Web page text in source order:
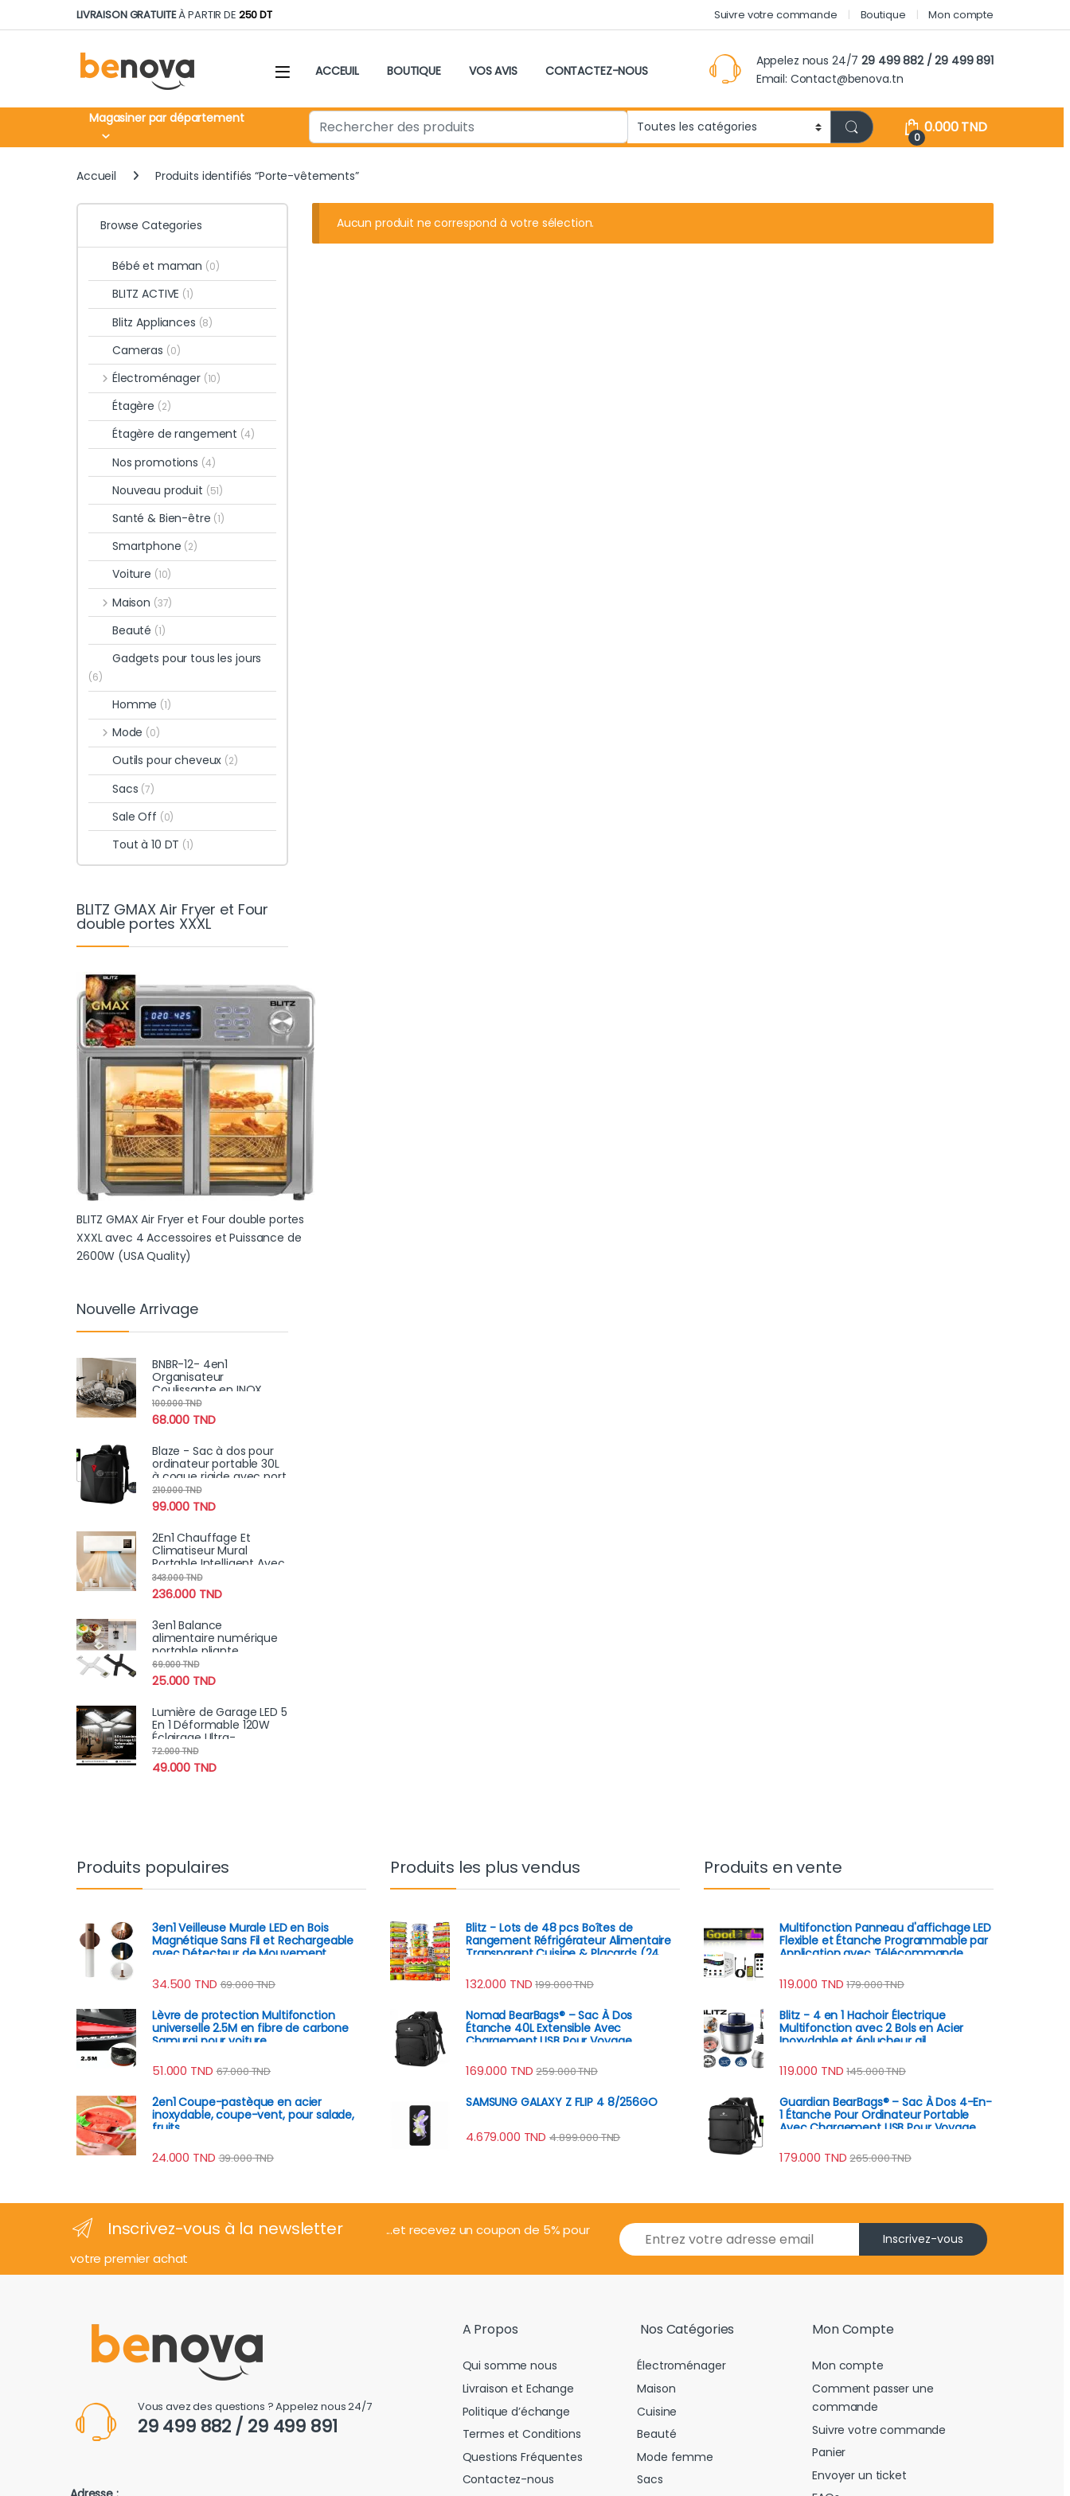
Skip to navigation
Skip to contentLIVRAISON GRATUITEÀ PARTIR DE 250 DT Suivre votre commande Boutique Mon compte
ACCEUIL BOUTIQUE VOS AVIS CONTACTEZ-NOUS
Appelez nous 24/729 499 882 / 29 499 891
Email: Contact@benova.tn
Magasiner par département Search for:
0
0.000TND
Accueil Produits identifiés “Porte-vêtements”
Aucun produit ne correspond à votre sélection.
Browse Categories
Bébé et maman (0)
BLITZ ACTIVE (1)
Blitz Appliances (8)
Cameras (0)
Électroménager (10)
Étagère (2)
Étagère de rangement (4)
Nos promotions (4)
Nouveau produit (51)
Santé & Bien-être (1)
Smartphone (2)
Voiture (10)
Maison (37)
Beauté (1)
Gadgets pour tous les jours
(6)
Homme (1)
Mode (0)
Outils pour cheveux (2)
Sacs (7)
Sale Off (0)
Tout à 10 DT (1)
BLITZ GMAX Air Fryer et Four
double portes XXXL
BLITZ GMAX Air Fryer et Four double portes
XXXL avec 4 Accessoires et Puissance de
2600W (USA Quality)
Nouvelle Arrivage
BNBR-12- 4en1
Organisateur
Coulissante en INOX
avec 8 séparateurs
réglables
68.000 TND
100.000TND
Blaze - Sac à dos pour
ordinateur portable 30L
à coque rigide avec port
USB pour, l'école,voyage
antivol
99.000 TND
210.000TND
2En1 Chauffage Et
Climatiseur Mural
Portable Intelligent Avec
Télécommande Et
Ecran tactile 2000W
236.000 TND
343.000TND
3en1 Balance
alimentaire numérique
portable pliante
compacte, très précise
avec écran LCD 5Kg
25.000 TND
69.000TND
Lumière de Garage LED 5
En 1 Déformable 120W
Éclairage Ultra-
Lumineux avec
Panneaux Réglables –
E27 6500K
49.000 TND
72.000TND
Produits populaires
3en1 Veilleuse Murale LED en Bois
Magnétique Sans Fil et Rechargeable
avec Détecteur de Mouvement
34.500 TND 69.000TND
Lèvre de protection Multifonction
universelle 2.5M en fibre de carbone
Samurai pour voiture
51.000 TND 67.000TND
2en1 Coupe-pastèque en acier
inoxydable, coupe-vent, pour salade,
fruits
24.000 TND 39.000TND
Produits les plus vendus
Blitz - Lots de 48 pcs Boîtes de
Rangement Réfrigérateur Alimentaire
Transparent Cuisine & Placards (24
132.000 TND 199.000TND
Nomad BearBags® – Sac À Dos
Étanche 40L Extensible Avec
Chargement USB Pour Voyage
169.000 TND 259.000TND
SAMSUNG GALAXY Z FLIP 4 8/256GO
4.679.000 TND 4.899.000TND
Produits en vente
Multifonction Panneau d'affichage LED
Flexible et Étanche Programmable par
Application avec Télécommande
119.000 TND 179.000TND
Blitz - 4 en 1 Hachoir Électrique
Multifonction avec 2 Bols en Acier
Inoxydable et éplucheur ail
119.000 TND 145.000TND
Guardian BearBags® – Sac À Dos 4-En-
1 Étanche Pour Ordinateur Portable
Avec Chargement USB Pour Voyage
179.000 TND 265.000TND
Inscrivez-vous à la newsletter
...et recevez un coupon de 5% pour
votre premier achat
E
m
i
Inscrivez-vous
Vous avez des questions ? Appelez nous 24/7
29 499 882 / 29 499 891
A Propos
Qui somme nous
Livraison et Echange
Politique d’échange
Termes et Conditions
Questions Fréquentes
Contactez-nous
Nos Catégories
Électroménager
Maison
Cuisine
Beauté
Mode femme
Sacs
Mon Compte
Mon compte
Comment passer une
commande
Suivre votre commande
Panier
Envoyer un ticket